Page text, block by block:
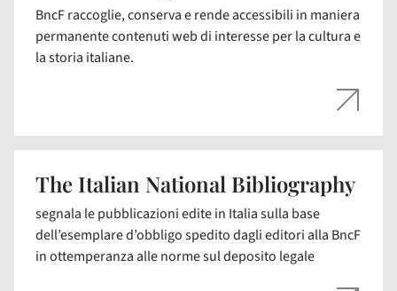
BncF raccoglie, conserva e rende accessibili in maniera
permanente contenuti web di interesse per la cultura e
la storia italiane.
The Italian National Bibliography
segnala le pubblicazioni edite in Italia sulla base
dell’esemplare d’obbligo spedito dagli editori alla BncF
in ottemperanza alle norme sul deposito legale